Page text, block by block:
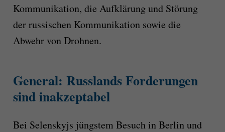
Kommunikation, die Aufklärung und Störung
der russischen Kommunikation sowie die
Abwehr von Drohnen.
General: Russlands Forderungen
sind inakzeptabel
Bei Selenskyjs jüngstem Besuch in Berlin und